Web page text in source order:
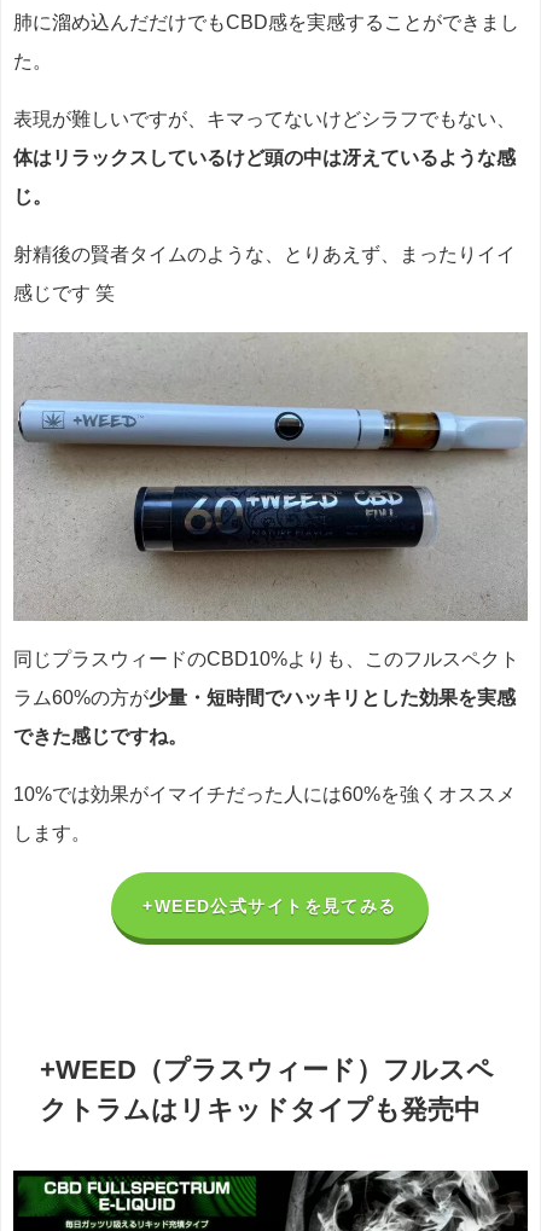
肺に溜め込んだだけでもCBD感を実感することができまし
た。
表現が難しいですが、キマってないけどシラフでもない、
体はリラックスしているけど頭の中は冴えているような感
じ。
射精後の賢者タイムのような、とりあえず、まったりイイ
感じです 笑
同じプラスウィードのCBD10%よりも、このフルスペクト
ラム60%の方が少量・短時間でハッキリとした効果を実感
できた感じですね。
10%では効果がイマイチだった人には60%を強くオススメ
します。
+WEED公式サイトを見てみる
+WEED（プラスウィード）フルスペ
クトラムはリキッドタイプも発売中